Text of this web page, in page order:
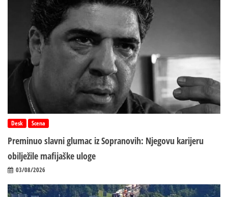
Desk Scena
Preminuo slavni glumac iz Sopranovih: Njegovu karijeru
obilježile mafijaške uloge
03/08/2026